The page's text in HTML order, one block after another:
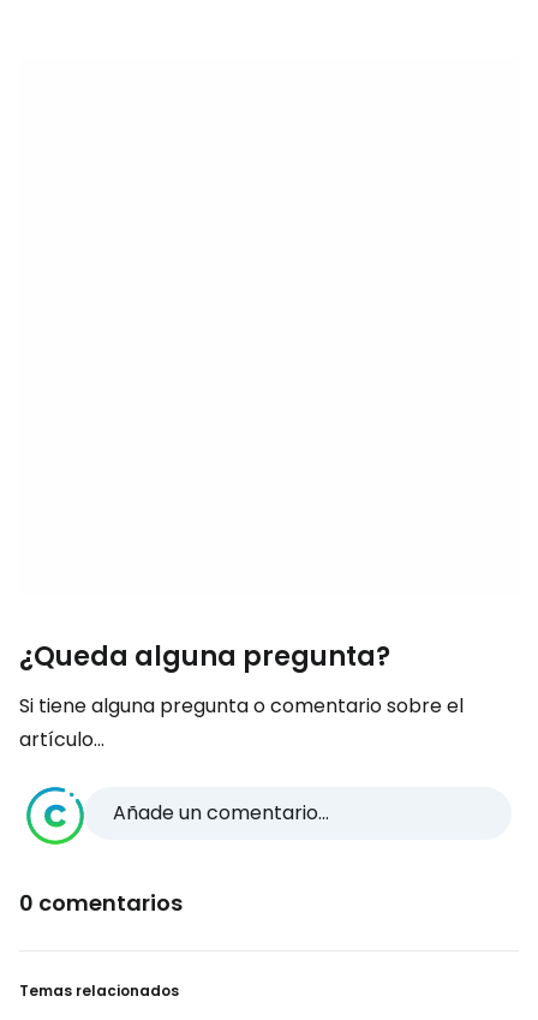
¿Queda alguna pregunta?
Si tiene alguna pregunta o comentario sobre el
artículo...
Añade un comentario...
0 comentarios
Temas relacionados